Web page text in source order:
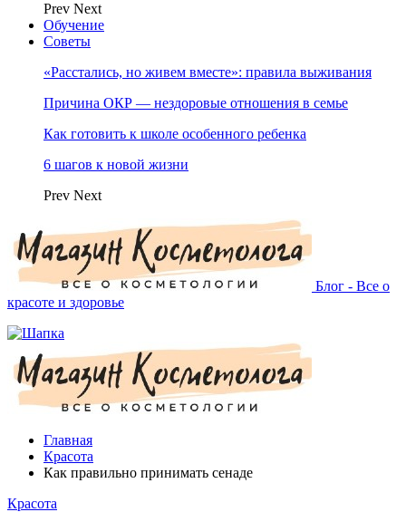
Prev Next
Обучение
Советы
«Расстались, но живем вместе»: правила выживания
Причина ОКР — нездоровые отношения в семье
Как готовить к школе особенного ребенка
6 шагов к новой жизни
Prev Next
Блог - Все о
красоте и здоровье
Главная
Красота
Как правильно принимать сенаде
Красота